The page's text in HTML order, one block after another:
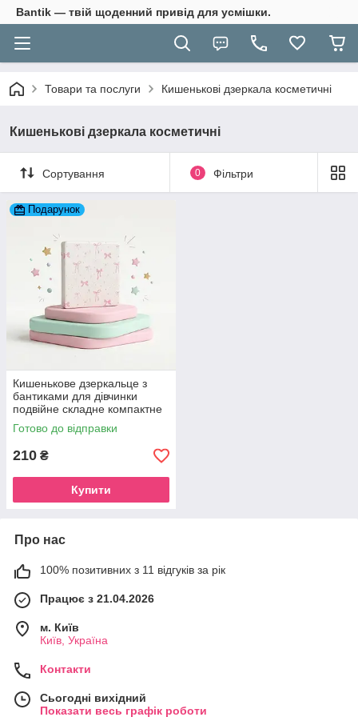
Bantik — твій щоденний привід для усмішки.
Товари та послуги Кишенькові дзеркала косметичні
Кишенькові дзеркала косметичні
Сортування 0 Фільтри
Подарунок
Кишенькове дзеркальце з
бантиками для дівчинки
подвійне складне компактне
для сумочки
Готово до відправки
210 ₴
Купити
Про нас
100% позитивних з 11 відгуків за рік
Працює з 21.04.2026
м. Київ
Київ, Україна
Контакти
Сьогодні вихідний
Показати весь графік роботи